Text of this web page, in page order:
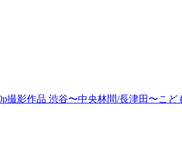
影作品 渋谷〜中央林間/長津田〜こ